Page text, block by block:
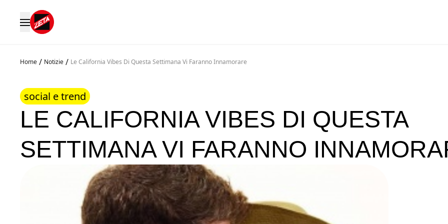
Home / Notizie / Le California Vibes Di Questa Settimana Vi Faranno Innamorare
social e trend
LE CALIFORNIA VIBES DI QUESTA
SETTIMANA VI FARANNO